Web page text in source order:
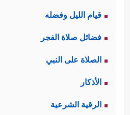
قيام الليل وفضله
فضائل صلاة الفجر
الصلاة على النبي
الأذكار
الرقية الشرعية